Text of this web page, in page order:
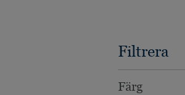
Filtrera
Färg